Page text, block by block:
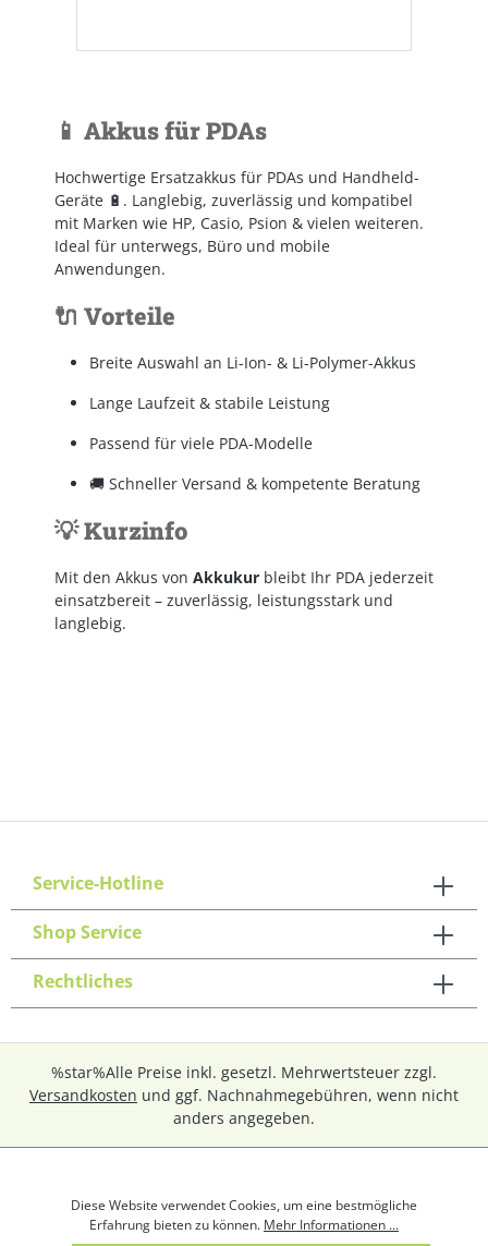
📱 Akkus für PDAs
Hochwertige Ersatzakkus für PDAs und Handheld-
Geräte 🔋. Langlebig, zuverlässig und kompatibel
mit Marken wie HP, Casio, Psion & vielen weiteren.
Ideal für unterwegs, Büro und mobile
Anwendungen.
🔌 Vorteile
Breite Auswahl an Li-Ion- & Li-Polymer-Akkus
Lange Laufzeit & stabile Leistung
Passend für viele PDA-Modelle
🚚 Schneller Versand & kompetente Beratung
💡 Kurzinfo
Mit den Akkus von Akkukur bleibt Ihr PDA jederzeit
einsatzbereit – zuverlässig, leistungsstark und
langlebig.
Service-Hotline
Shop Service
Rechtliches
%star%Alle Preise inkl. gesetzl. Mehrwertsteuer zzgl.
Versandkosten und ggf. Nachnahmegebühren, wenn nicht
anders angegeben.
Diese Website verwendet Cookies, um eine bestmögliche
Erfahrung bieten zu können. Mehr Informationen ...